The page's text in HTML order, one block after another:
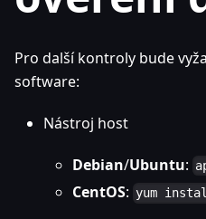
Pro další kontroly bude
software:
Nástroj host
Debian/Ubuntu:
CentOS: yum